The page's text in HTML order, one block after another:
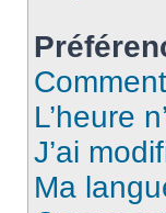
L’heure
J’ai
Ma